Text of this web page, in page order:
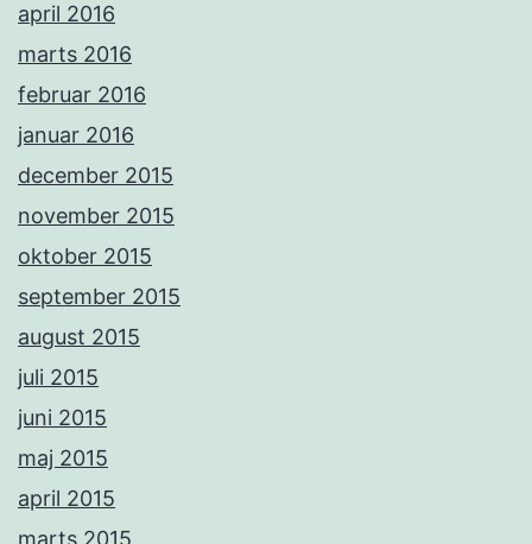
april 2016
marts 2016
februar 2016
januar 2016
december 2015
november 2015
oktober 2015
september 2015
august 2015
juli 2015
juni 2015
maj 2015
april 2015
marts 2015